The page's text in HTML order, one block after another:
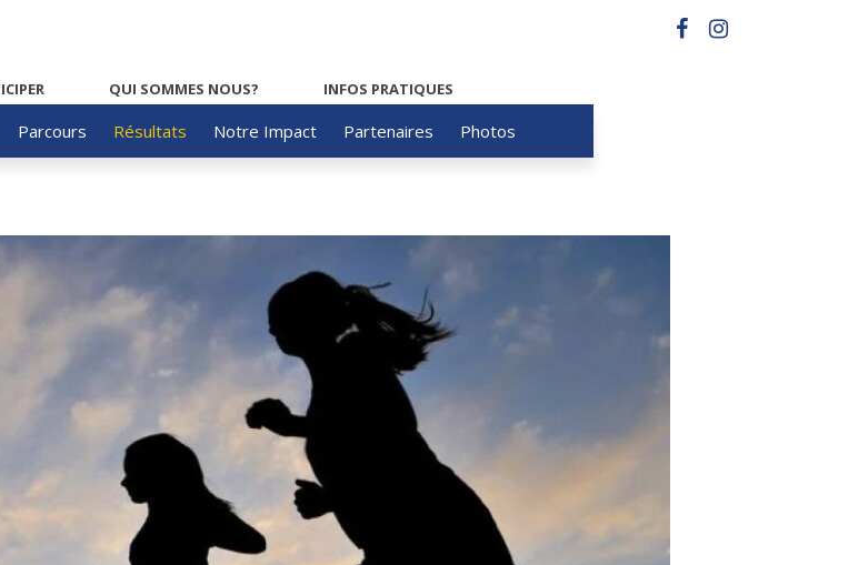
Parcours Résultats Notre Impact Partenaires Photos
QUI SOMMES NOUS? INFOS PRATIQUES